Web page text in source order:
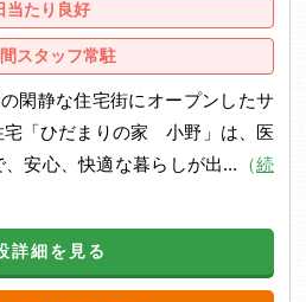
当たり良好
スタッフ常駐
閑静な住宅街にオープンしたサ
宅「ひだまりの家 小野」は、医
安心、快適な暮らしが出... （続
詳細を見る